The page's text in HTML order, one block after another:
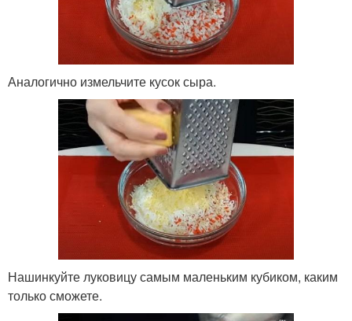
Аналогично измельчите кусок сыра.
Нашинкуйте луковицу самым маленьким кубиком, каким
только сможете.